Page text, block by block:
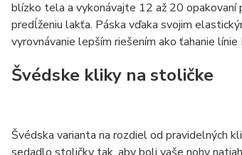
blízko tela a vykonávajte 12 až 20 opakovaní
predĺženiu lakťa. Páska vďaka svojim
vyrovnávanie lepším riešením ako ťahanie
Švédske kliky na stoličke
Švédska varianta na rozdiel od pravidelných